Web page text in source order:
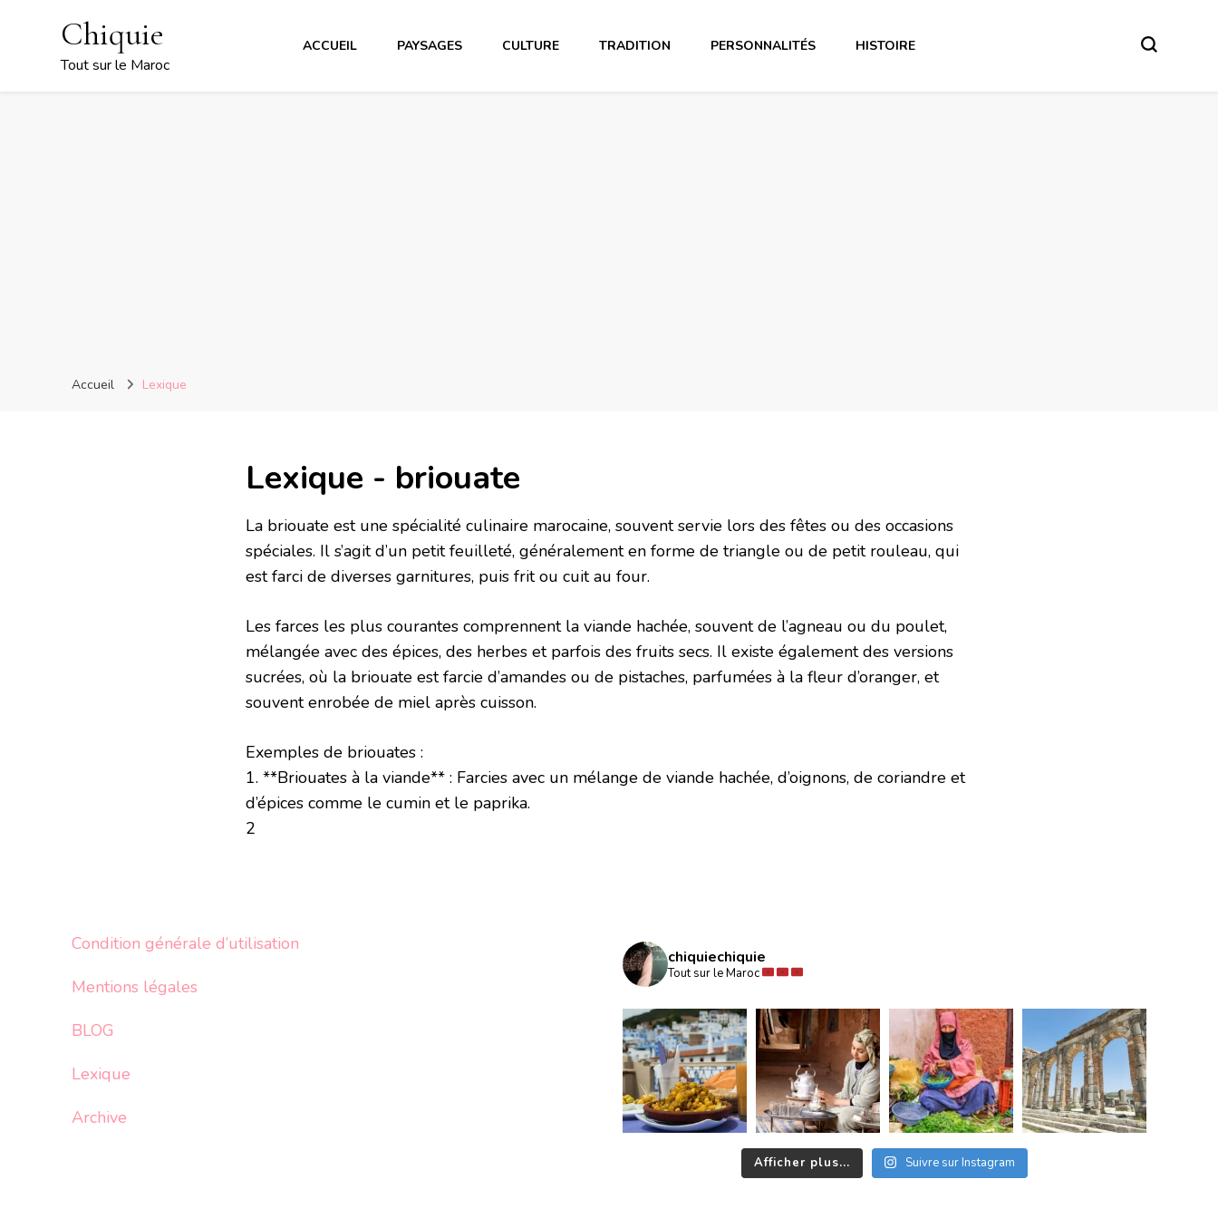
Chiquie
Tout sur le Maroc
ACCUEIL PAYSAGES CULTURE TRADITION PERSONNALITÉS HISTOIRE
Accueil Lexique
Lexique - briouate
La briouate est une spécialité culinaire marocaine, souvent servie lors des fêtes ou des occasions
spéciales. Il s’agit d’un petit feuilleté, généralement en forme de triangle ou de petit rouleau, qui
est farci de diverses garnitures, puis frit ou cuit au four.
Les farces les plus courantes comprennent la viande hachée, souvent de l’agneau ou du poulet,
mélangée avec des épices, des herbes et parfois des fruits secs. Il existe également des versions
sucrées, où la briouate est farcie d’amandes ou de pistaches, parfumées à la fleur d’oranger, et
souvent enrobée de miel après cuisson.
Exemples de briouates :
1. **Briouates à la viande** : Farcies avec un mélange de viande hachée, d’oignons, de coriandre et
d’épices comme le cumin et le paprika.
2
Condition générale d’utilisation
Mentions légales
BLOG
Lexique
Archive
chiquiechiquie
Tout sur le Maroc
Afficher plus... Suivre sur Instagram